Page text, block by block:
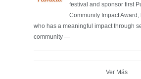
festival and sponsor first
Community Impact
who has a meaningful impact through
community —
Ver Más